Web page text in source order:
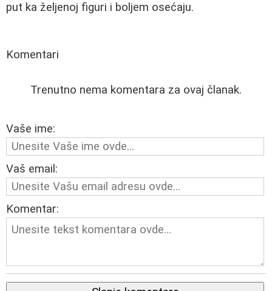
put ka željenoj figuri i boljem osećaju.
Komentari
Trenutno nema komentara za ovaj članak.
Vaše ime:
Vaš email:
Komentar: